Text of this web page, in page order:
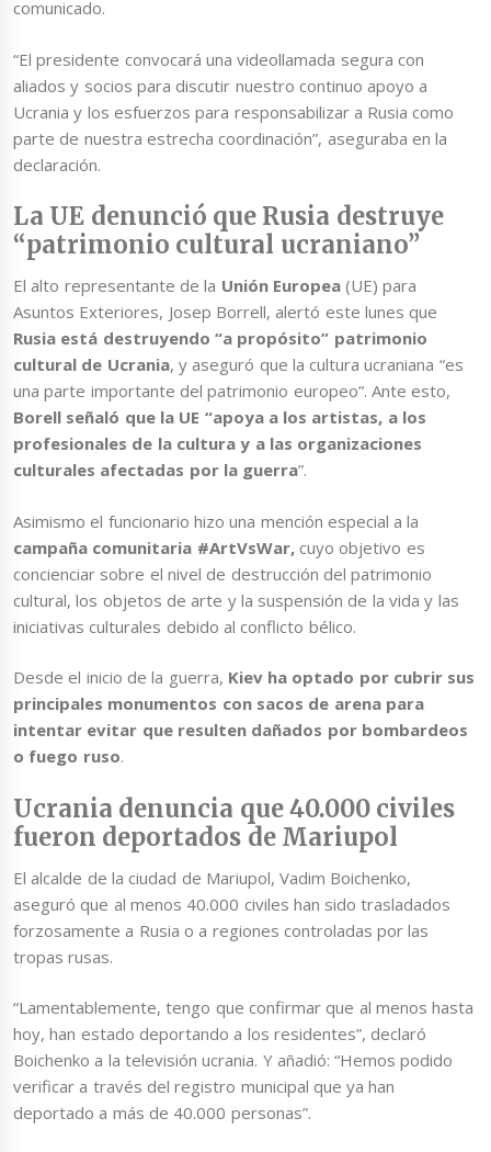
comunicado.
“El presidente convocará una videollamada segura con
aliados y socios para discutir nuestro continuo apoyo a
Ucrania y los esfuerzos para responsabilizar a Rusia como
parte de nuestra estrecha coordinación”, aseguraba en la
declaración.
La UE denunció que Rusia destruye
“patrimonio cultural ucraniano”
El alto representante de la Unión Europea(UE) para
Asuntos Exteriores, Josep Borrell, alertó este lunes que
Rusia está destruyendo “a propósito” patrimonio
cultural de Ucrania, y aseguró que la cultura ucraniana “es
una parte importante del patrimonio europeo”. Ante esto,
Borell señaló que la UE “apoya a los artistas, a los
profesionales de la cultura y a las organizaciones
culturales afectadas por la guerra”.
Asimismo el funcionario hizo una mención especial a la
campaña comunitaria #ArtVsWar,cuyo objetivo es
concienciar sobre el nivel de destrucción del patrimonio
cultural, los objetos de arte y la suspensión de la vida y las
iniciativas culturales debido al conflicto bélico.
Desde el inicio de la guerra, Kiev ha optado por cubrir sus
principales monumentos con sacos de arena para
intentar evitar que resulten dañados por bombardeos
o fuego ruso.
Ucrania denuncia que 40.000 civiles
fueron deportados de Mariupol
El alcalde de la ciudad de Mariupol, Vadim Boichenko,
aseguró que al menos 40.000 civiles han sido trasladados
forzosamente a Rusia o a regiones controladas por las
tropas rusas.
“Lamentablemente, tengo que confirmar que al menos hasta
hoy, han estado deportando a los residentes”, declaró
Boichenko a la televisión ucrania. Y añadió: “Hemos podido
verificar a través del registro municipal que ya han
deportado a más de 40.000 personas”.